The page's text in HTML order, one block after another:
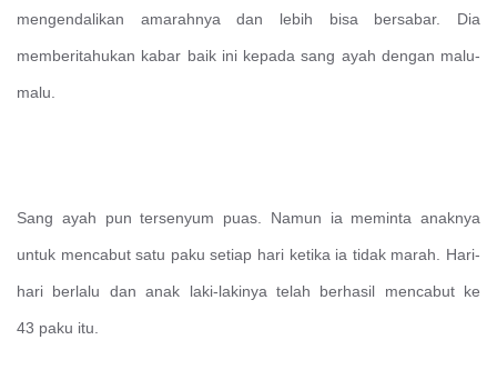
mengendalikan amarahnya dan lebih bisa bersabar. Dia
memberitahukan kabar baik ini kepada sang ayah dengan malu-
malu.
Sang ayah pun tersenyum puas. Namun ia meminta anaknya
untuk mencabut satu paku setiap hari ketika ia tidak marah. Hari-
hari berlalu dan anak laki-lakinya telah berhasil mencabut ke
43 paku itu.